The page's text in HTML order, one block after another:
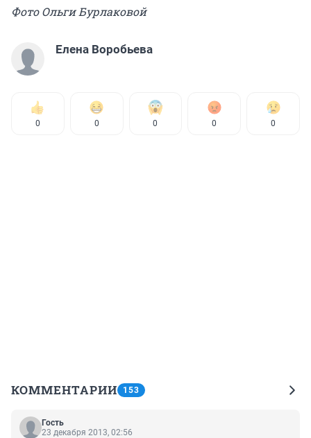
Фото Ольги Бурлаковой
Елена Воробьева
0 0 0 0 0
КОММЕНТАРИИ 153
Гость
23 декабря 2013, 02:56